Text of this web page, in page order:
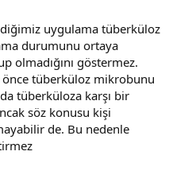
uygulama tüberküloz
durumunu ortaya
olmadığını göstermez.
tüberküloz mikrobunu
tüberküloza karşı bir
söz konusu kişi
de. Bu nedenle